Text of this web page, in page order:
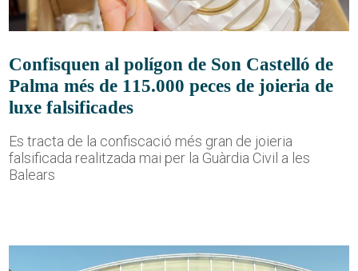
Confisquen al polígon de Son Castelló de
Palma més de 115.000 peces de joieria de
luxe falsificades
Es tracta de la confiscació més gran de joieria
falsificada realitzada mai per la Guàrdia Civil a les
Balears